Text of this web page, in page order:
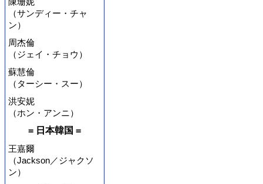
（サンディー・チャ
ン）
周杰倫
（ジェイ・チョウ）
蘇慧倫
（ターシー・スー）
洪安妮
（ホン・アンニ）
= 日本韓国 =
王嘉爾
（Jackson／ジャクソ
ン）